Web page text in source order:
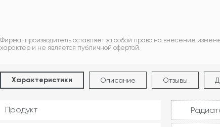
Фирма-производитель оставляет за собой право на внесение
характер и не является публичной офертой.
Характеристики Описание Отзывы
Продукт